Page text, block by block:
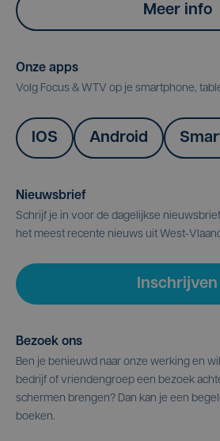
Meer info
Onze apps
Volg Focus & WTV op je smartphone,
IOS Android
Nieuwsbrief
Schrijf je in voor de dagelijkse
het meest recente nieuws uit West-
Inschrijven
Bezoek ons
Ben je benieuwd naar onze werking en
bedrijf of vriendengroep een bezoek
schermen brengen? Dan kan je een
boeken.